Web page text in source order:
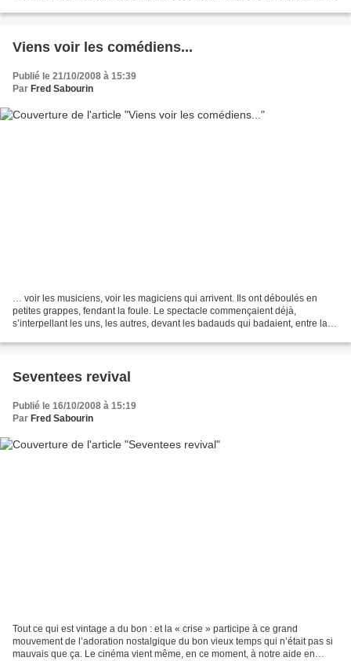
Viens voir les comédiens...
Publié le 21/10/2008 à 15:39
Par Fred Sabourin
… voir les musiciens, voir les magiciens qui arrivent. Ils ont déboulés en
petites grappes, fendant la foule. Le spectacle commençaient déjà,
s’interpellant les uns, les autres, devant les badauds qui badaient, entre la
Seventees revival
Publié le 16/10/2008 à 15:19
Par Fred Sabourin
Tout ce qui est vintage a du bon : et la « crise » participe à ce grand
mouvement de l’adoration nostalgique du bon vieux temps qui n’était pas si
mauvais que ça. Le cinéma vient même, en ce moment, à notre aide en